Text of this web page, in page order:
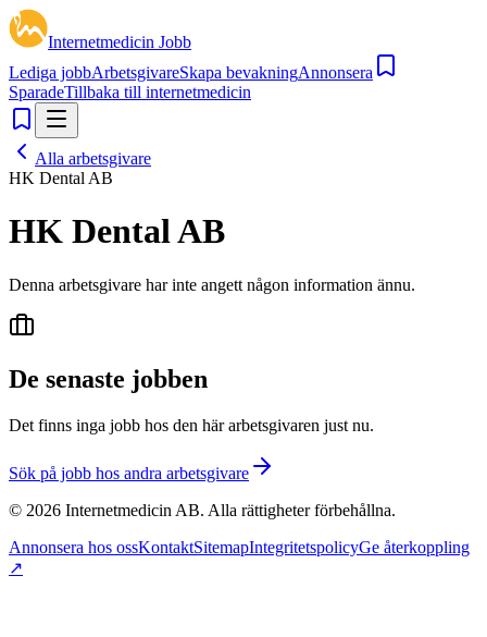
Internetmedicin Jobb
Lediga jobbArbetsgivareSkapa bevakningAnnonsera
SparadeTillbaka till internetmedicin
Alla arbetsgivare
HK Dental AB
HK Dental AB
Denna arbetsgivare har inte angett någon information ännu.
De senaste jobben
Det finns inga jobb hos den här arbetsgivaren just nu.
Sök på jobb hos andra arbetsgivare
© 2026 Internetmedicin AB. Alla rättigheter förbehållna.
Annonsera hos ossKontaktSitemapIntegritetspolicyGe återkoppling
↗